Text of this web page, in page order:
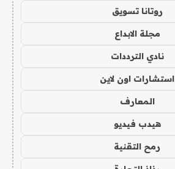
روتانا تسويق
مجلة الابداع
نادي الترددات
استشارات اون لاين
المعارف
هيدب فيديو
رمح التقنية